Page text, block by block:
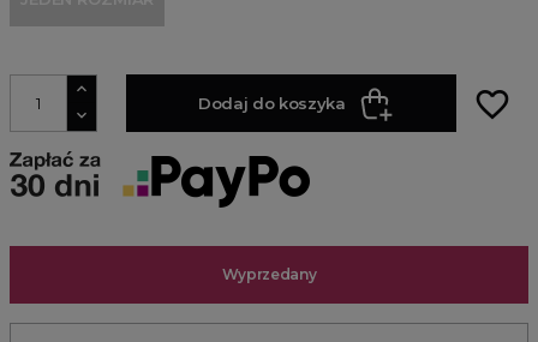
Dodaj do koszyka favorite_border
Wyprzedany